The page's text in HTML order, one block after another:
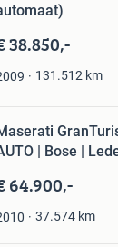
38.850,-
131.512 km
| Bose |
64.900,-
37.574 km